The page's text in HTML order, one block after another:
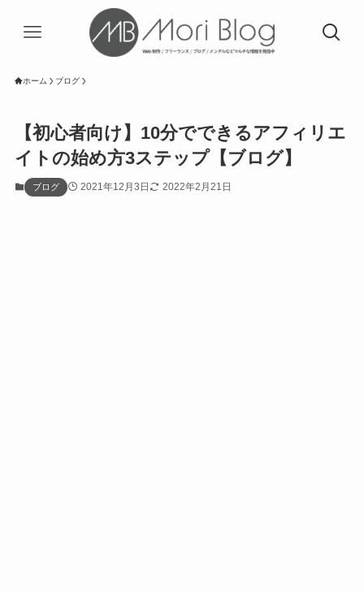
ホーム ブログ
【初心者向け】10分でできるアフィリエ
イトの始め方3ステップ【ブログ】
ブログ 2021年12月3日 2022年2月21日